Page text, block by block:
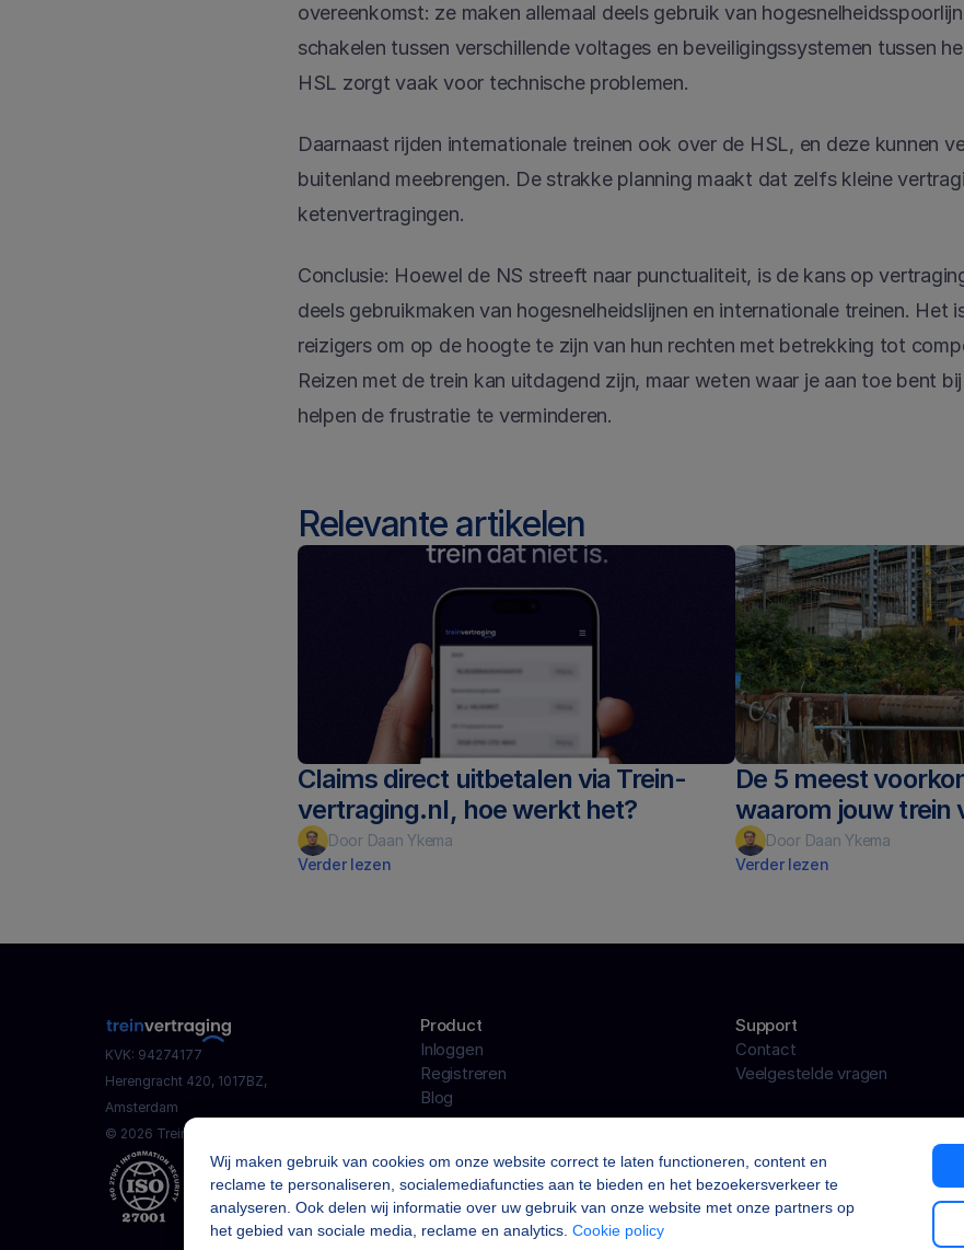
overeenkomst: ze maken allemaal deels gebruik van
schakelen tussen verschillende voltages en beveiligingssystemen tussen
HSL zorgt vaak voor technische problemen.
Daarnaast rijden internationale treinen ook over de HSL, en deze kunnen
buitenland meebrengen. De strakke planning maakt dat zelfs kleine
ketenvertragingen.
Conclusie: Hoewel de NS streeft naar punctualiteit, is de kans op
deels gebruikmaken van hogesnelheidslijnen en internationale treinen. Het
reizigers om op de hoogte te zijn van hun rechten met betrekking tot
Reizen met de trein kan uitdagend zijn, maar weten waar je aan toe bent
helpen de frustratie te verminderen.
Relevante artikelen
Claims direct uitbetalen via Trein-
vertraging.nl, hoe werkt het?
Door Daan Ykema
Verder lezen
De 5 meest
waarom jouw trein
Door Daan Ykema
Verder lezen
KVK: 94274177
Herengracht 420, 1017BZ,
Amsterdam
© 2026 Trein-vertraging B.V.
Product
Inloggen
Registreren
Blog
Support
Contact
Veelgestelde vragen
Wij maken gebruik van cookies om onze website correct te laten functioneren, content en
reclame te personaliseren, socialemediafuncties aan te bieden en het bezoekersverkeer te
analyseren. Ook delen wij informatie over uw gebruik van onze website met onze partners op
het gebied van sociale media, reclame en analytics. Cookie policy